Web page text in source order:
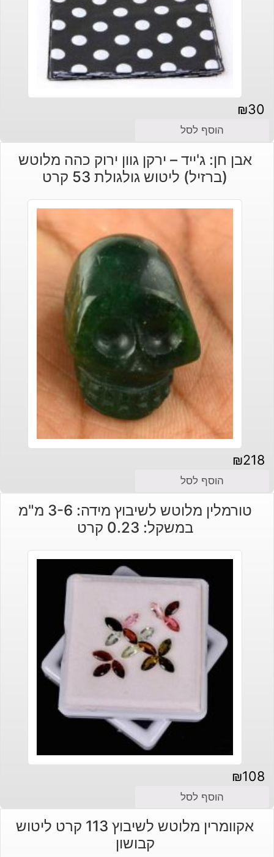
₪30
הוסף לסל
אבן חן: ג'ייד – ירקן גוון ירוק כהה מלוטש
(ברזיל) ליטוש גולגולת 53 קרט
₪218
הוסף לסל
טורמלין מלוטש לשיבוץ מידה: 3-6 מ"מ
במשקל: 0.23 קרט
₪108
הוסף לסל
אקוומרין מלוטש לשיבוץ 113 קרט ליטוש
קבושון